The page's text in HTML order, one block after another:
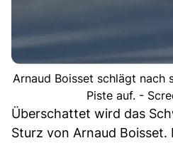
Arnaud Boisset schlägt nach
Piste auf. -
Überschattet wird das
Sturz von Arnaud Boisset.